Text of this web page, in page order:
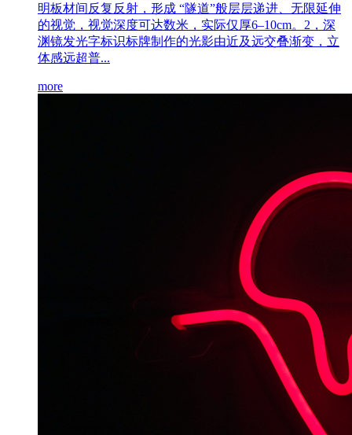
明板材间反复反射，形成 “隧道”般层层递进、无限延伸
的视觉，视觉深度可达数米，实际仅厚6–10cm。2，深
渊镜发光字标识标牌制作的光影由近及远交叠渐变，立
体感远超普...
more